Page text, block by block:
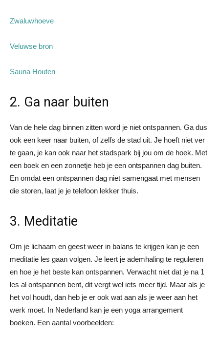
Zwaluwhoeve
Veluwse bron
Sauna Houten
2. Ga naar buiten
Van de hele dag binnen zitten word je niet ontspannen. Ga dus
ook een keer naar buiten, of zelfs de stad uit. Je hoeft niet ver
te gaan, je kan ook naar het stadspark bij jou om de hoek. Met
een boek en een zonnetje heb je een ontspannen dag buiten.
En omdat een ontspannen dag niet samengaat met mensen
die storen, laat je je telefoon lekker thuis.
3. Meditatie
Om je lichaam en geest weer in balans te krijgen kan je een
meditatie les gaan volgen. Je leert je ademhaling te reguleren
en hoe je het beste kan ontspannen. Verwacht niet dat je na 1
les al ontspannen bent, dit vergt wel iets meer tijd. Maar als je
het vol houdt, dan heb je er ook wat aan als je weer aan het
werk moet. In Nederland kan je een yoga arrangement
boeken. Een aantal voorbeelden: